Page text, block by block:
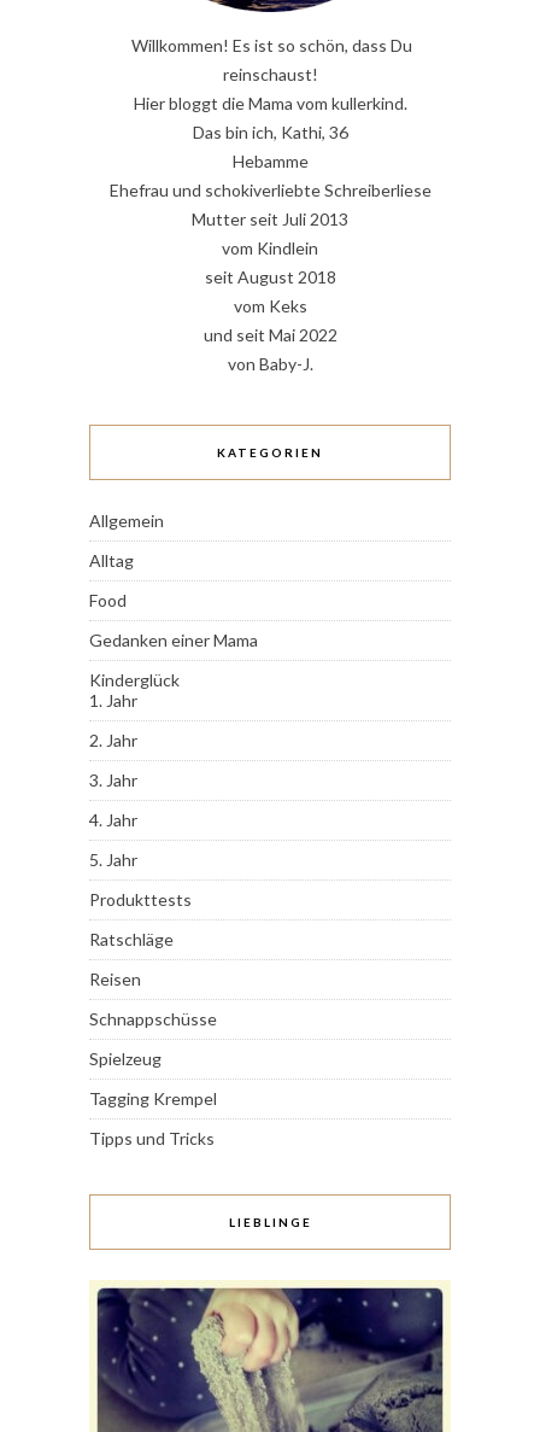
Willkommen! Es ist so schön, dass Du
reinschaust!
Hier bloggt die Mama vom kullerkind.
Das bin ich, Kathi, 36
Hebamme
Ehefrau und schokiverliebte Schreiberliese
Mutter seit Juli 2013
vom Kindlein
seit August 2018
vom Keks
und seit Mai 2022
von Baby-J.
KATEGORIEN
Allgemein
Alltag
Food
Gedanken einer Mama
Kinderglück
1. Jahr
2. Jahr
3. Jahr
4. Jahr
5. Jahr
Produkttests
Ratschläge
Reisen
Schnappschüsse
Spielzeug
Tagging Krempel
Tipps und Tricks
LIEBLINGE